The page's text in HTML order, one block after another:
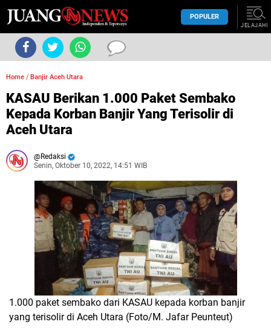
POPULER
JELAJAHI
Home / Banjir Aceh Utara
KASAU Berikan 1.000 Paket Sembako
Kepada Korban Banjir Yang Terisolir di
Aceh Utara
Redaksi
Senin, Oktober 10, 2022, 14:51 WIB
1.000 paket sembako dari KASAU kepada korban banjir
yang terisolir di Aceh Utara (Foto/M. Jafar Peunteut)